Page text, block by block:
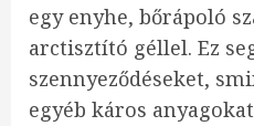
egy enyhe, bőrápoló
arctisztító géllel. Ez
szennyeződéseket,
egyéb káros